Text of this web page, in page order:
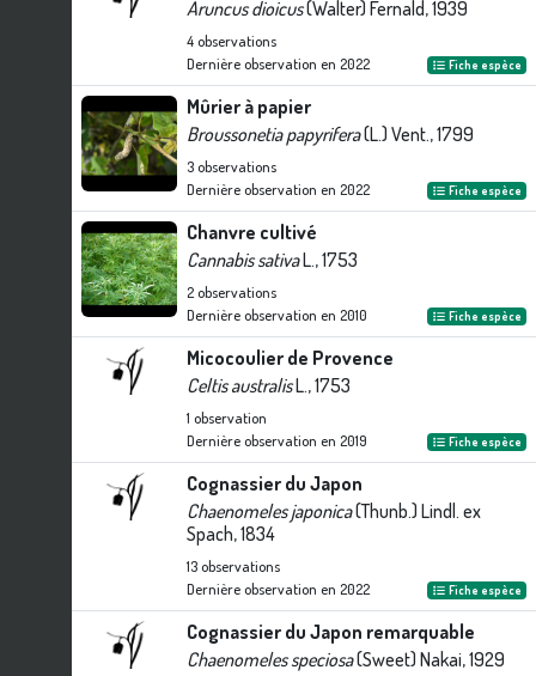
Aruncus dioicus(Walter) Fernald, 1939
4observations
Dernière observation en 2022 Fiche espèce
Mûrier à papier
Broussonetia papyrifera(L.) Vent., 1799
3observations
Dernière observation en 2022 Fiche espèce
Chanvre cultivé
Cannabis sativaL., 1753
2observations
Dernière observation en 2010 Fiche espèce
Micocoulier de Provence
Celtis australisL., 1753
1 observation
Dernière observation en 2019 Fiche espèce
Cognassier du Japon
Chaenomeles japonica(Thunb.) Lindl. ex
Spach, 1834
13observations
Dernière observation en 2022 Fiche espèce
Cognassier du Japon remarquable
Chaenomeles speciosa(Sweet) Nakai, 1929